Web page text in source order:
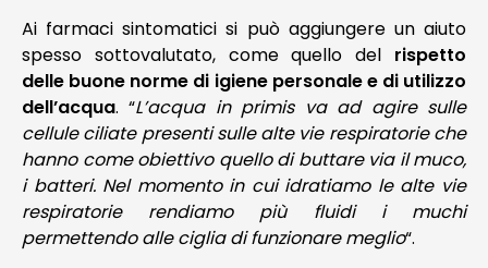
Ai farmaci sintomatici si può aggiungere un aiuto
spesso sottovalutato, come quello del rispetto
delle buone norme di igiene personale e di utilizzo
dell’acqua. “L’acqua in primis va ad agire sulle
cellule ciliate presenti sulle alte vie respiratorie che
hanno come obiettivo quello di buttare via il muco,
i batteri. Nel momento in cui idratiamo le alte vie
respiratorie rendiamo più fluidi i muchi
permettendo alle ciglia di funzionare meglio“.